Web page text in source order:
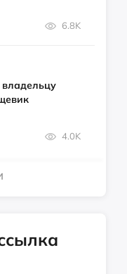
6.8K
4.0K